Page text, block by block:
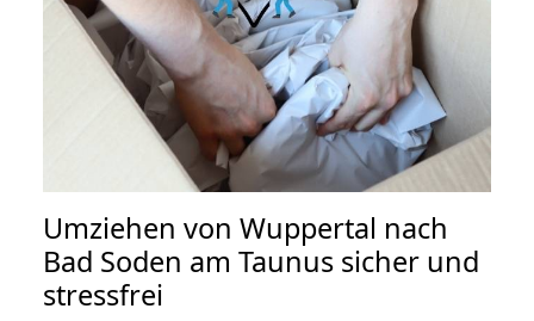
Umziehen von Wuppertal nach
Bad Soden am Taunus sicher und
stressfrei